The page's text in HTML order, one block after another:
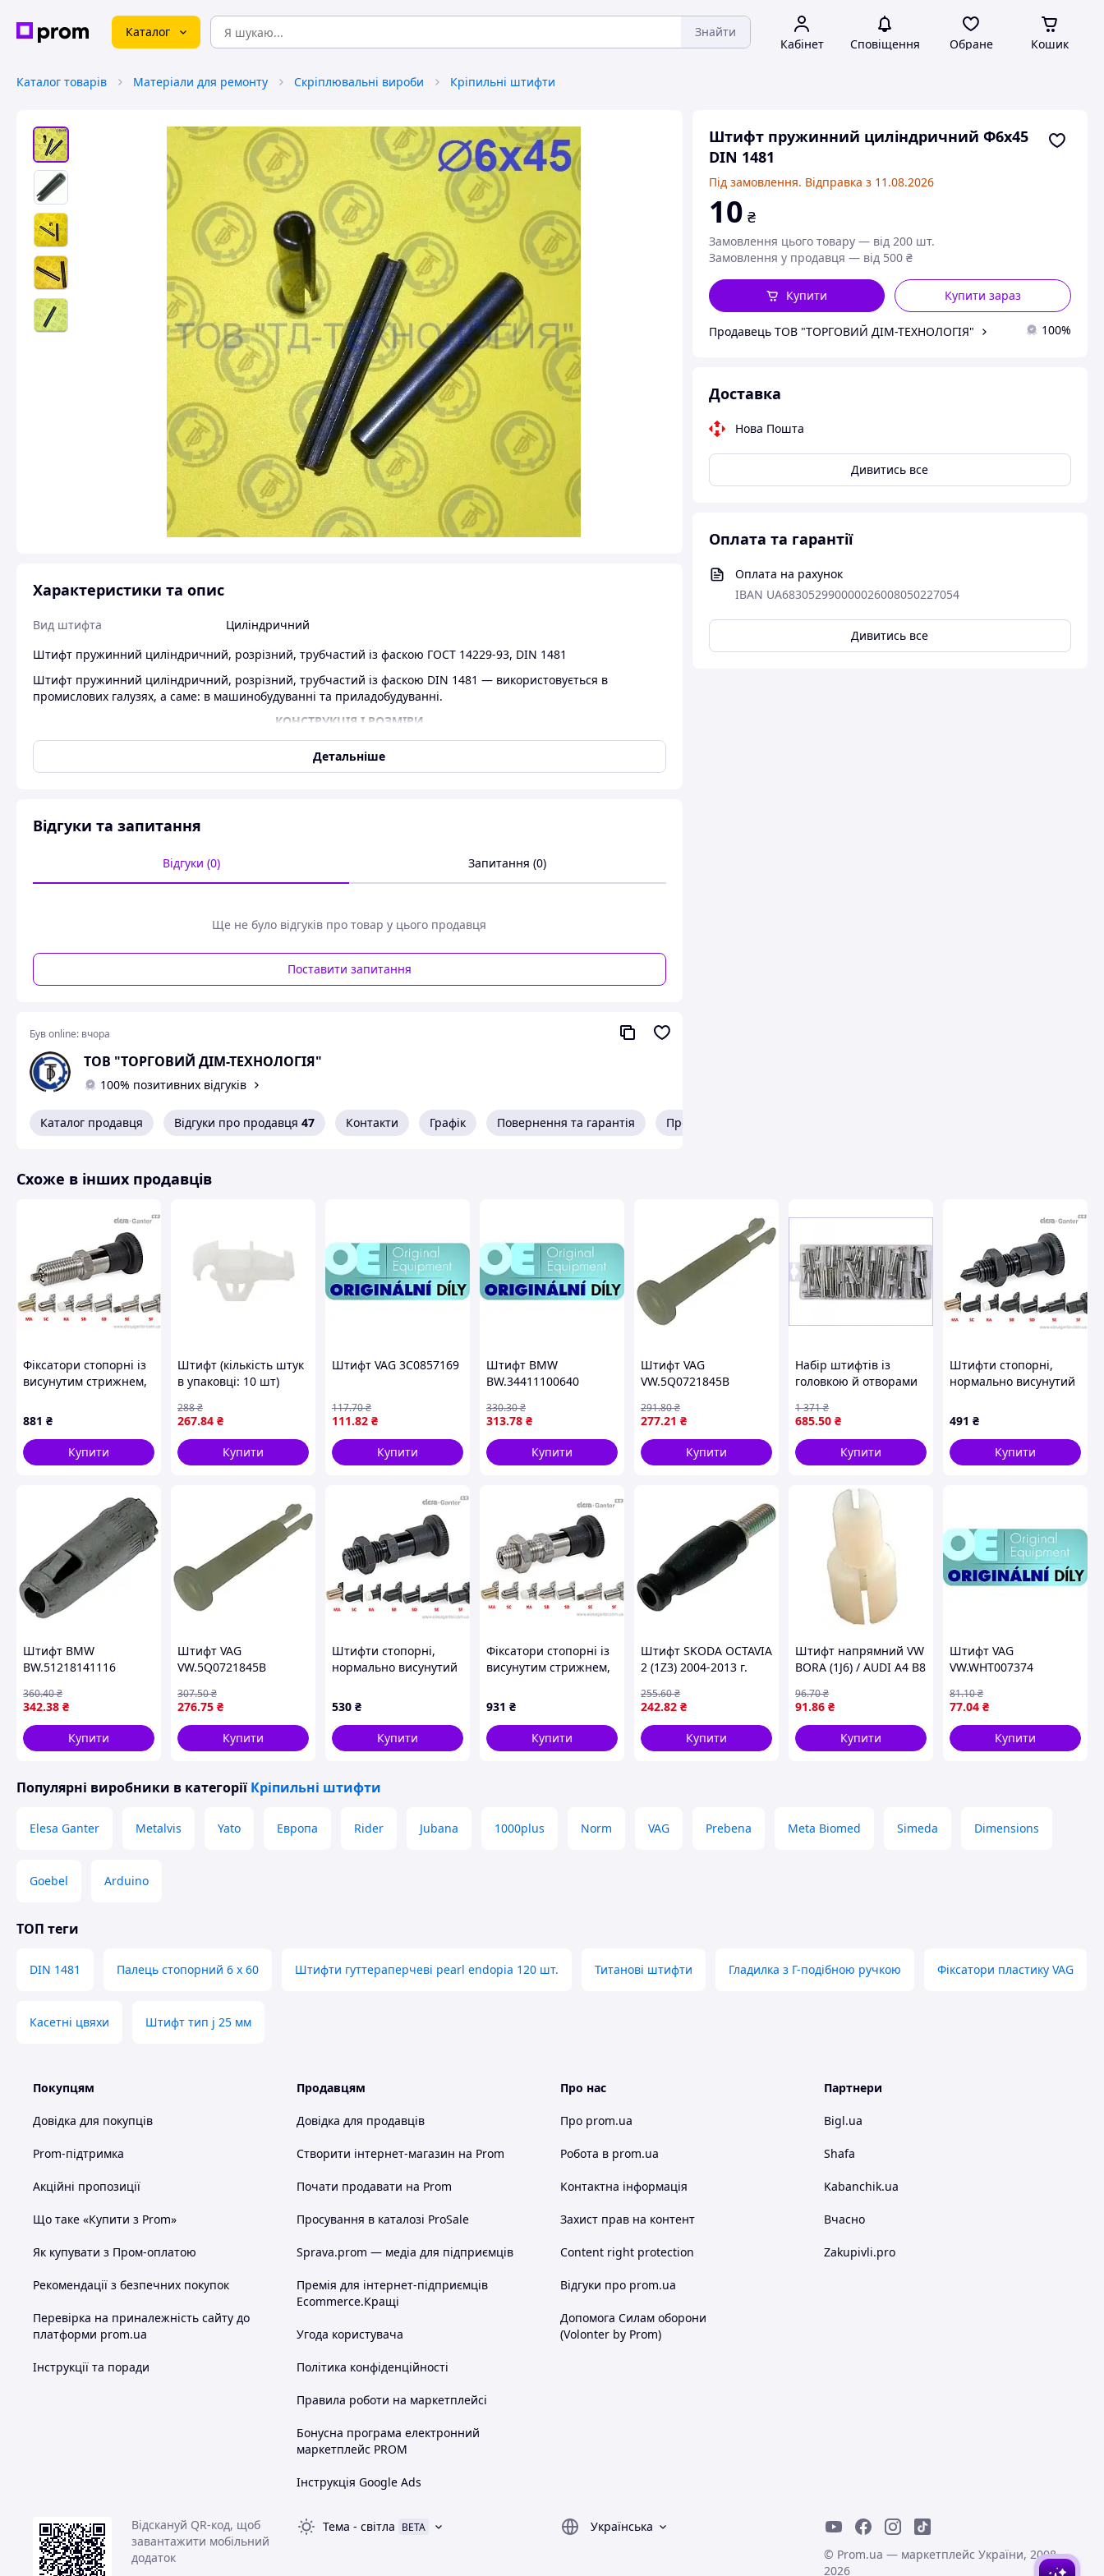
Каталог Знайти
Кабінет Сповіщення Обране Кошик
Каталог товарів Матеріали для ремонту Скріплювальні вироби Кріпильні штифти
Штифт пружинний циліндричний Ф6х45
DIN 1481
Під замовлення. Відправка з 11.08.2026
10 ₴
Замовлення цього товару — від 200 шт.
Замовлення у продавця — від 500 ₴
Купити зараз
Купити
Продавець ТОВ "ТОРГОВИЙ ДІМ-ТЕХНОЛОГІЯ" 100%
Доставка
Нова Пошта
Дивитись все
Оплата та гарантії
Оплата на рахунок
IBAN UA683052990000026008050227054
Дивитись все
Характеристики та опис
Вид штифта
Циліндричний
Штифт пружинний циліндричний, розрізний, трубчастий із фаскою ГОСТ 14229-93, DIN 1481
Штифт пружинний циліндричний, розрізний, трубчастий із фаскою DIN 1481 — використовується в
промислових галузях, а саме: в машинобудуванні та приладобудуванні.
КОНСТРУКЦІЯ І РОЗМІРИ
Детальніше
Відгуки та запитання
Відгуки (0) Запитання (0)
Ще не було відгуків про товар у цього продавця
Поставити запитання
Був online: вчора
ТОВ "ТОРГОВИЙ ДІМ-ТЕХНОЛОГІЯ"
100% позитивних відгуків
Каталог продавця Відгуки про продавця 47 Контакти Графік Повернення та гарантія Про продавця
Схоже в інших продавців
Фіксатори стопорні із
висунутим стрижнем,
завдання GN 81700-5-
8-C-KA-NI
881 ₴
Купити
Штифт (кількість штук
в упаковці: 10 шт)
ULYSSE 179, ULYSSE
220, PEUGEOT 806
06.94-06.11 ROMIX
ROM C10021
267.84 ₴
288₴
Купити
Штифт VAG 3C0857169
111.82 ₴
117.70₴
Купити
Штифт BMW
BW.34411100640
313.78 ₴
330.30₴
Купити
Штифт VAG
VW.5Q0721845B
277.21 ₴
291.80₴
Купити
Набір штифтів із
головкою й отворами
майстернії
виробництва 5-12 мм
685.50 ₴
1 371₴
Купити
Штифти стопорні,
нормально висунутий
наконечники GN
81700-5-8-BK-SD-ST
491 ₴
Купити
Штифт BMW
BW.51218141116
342.38 ₴
360.40₴
Купити
Штифт VAG
VW.5Q0721845B
276.75 ₴
307.50₴
Купити
Штифти стопорні,
нормально висунутий
наконечники GN
81700-5-8-CK-SC-ST
530 ₴
Купити
Фіксатори стопорні із
висунутим стрижнем,
завдання GN 81700-8-
12-CK-SB-NI
931 ₴
Купити
Штифт SKODA OCTAVIA
2 (1Z3) 2004-2013 г.
242.82 ₴
255.60₴
Купити
Штифт напрямний VW
BORA (1J6) / AUDI A4 B8
1998-2017 г.
91.86 ₴
96.70₴
Купити
Штифт VAG
VW.WHT007374
77.04 ₴
81.10₴
Купити
Популярні виробники в категорії Кріпильні штифти
Elesa Ganter Metalvis Yato Европа Rider Jubana 1000plus Norm VAG Prebena Meta Biomed Simeda Dimensions
Goebel Arduino
ТОП теги
DIN 1481 Палець стопорний 6 х 60 Штифти гуттераперчеві pearl endopia 120 шт. Титанові штифти Гладилка з Г-подібною ручкою Фіксатори пластику VAG
Касетні цвяхи Штифт тип j 25 мм
Покупцям
Довідка для покупців
Prom-підтримка
Акційні пропозиції
Що таке «Купити з Prom»
Як купувати з Пром-оплатою
Рекомендації з безпечних покупок
Перевірка на приналежність сайту до
платформи prom.ua
Інструкції та поради
Продавцям
Довідка для продавців
Створити інтернет-магазин на Prom
Почати продавати на Prom
Просування в каталозі ProSale
Sprava.prom — медіа для підприємців
Премія для інтернет-підприємців
Ecommerce.Кращі
Угода користувача
Політика конфіденційності
Правила роботи на маркетплейсі
Бонусна програма електронний
маркетплейс PROM
Інструкція Google Ads
Про нас
Про prom.ua
Робота в prom.ua
Контактна інформація
Захист прав на контент
Content right protection
Відгуки про prom.ua
Допомога Силам оборони
(Volonter by Prom)
Партнери
Bigl.ua
Shafa
Kabanchik.ua
Вчасно
Zakupivli.pro
Відскануй QR-код, щоб
завантажити мобільний
додаток
Тема - світла BETA
Українська
© Prom.ua — маркетплейс України, 2008-
2026